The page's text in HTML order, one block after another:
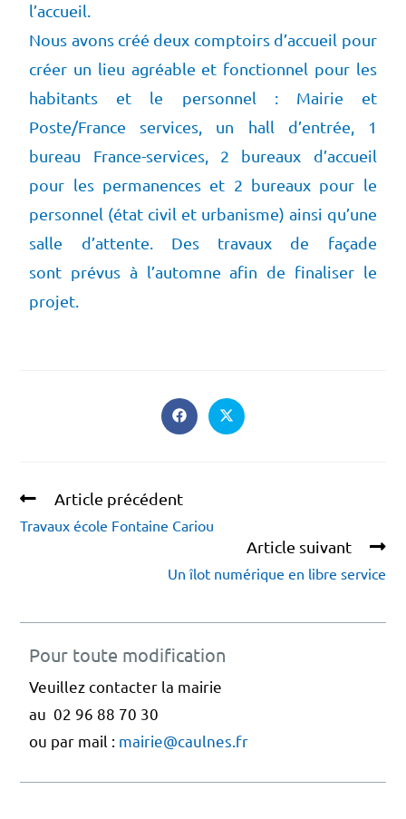
l’accueil.
Nous avons créé deux comptoirs d’accueil pour
créer un lieu agréable et fonctionnel pour les
habitants et le personnel : Mairie et
Poste/France services, un hall d’entrée, 1
bureau France-services, 2 bureaux d’accueil
pour les permanences et 2 bureaux pour le
personnel (état civil et urbanisme) ainsi qu’une
salle d’attente. Des travaux de façade
sont prévus à l’automne afin de finaliser le
projet.
Article précédent
Travaux école Fontaine Cariou
Article suivant
Un îlot numérique en libre service
Pour toute modification
Veuillez contacter la mairie
au 02 96 88 70 30
ou par mail : mairie@caulnes.fr